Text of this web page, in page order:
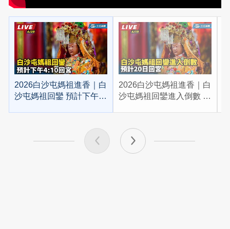
2026白沙屯媽祖進香｜白
沙屯媽祖回鑾 預計下午
2026白沙屯媽祖進香｜白
沙屯媽祖回鑾進入倒數 預